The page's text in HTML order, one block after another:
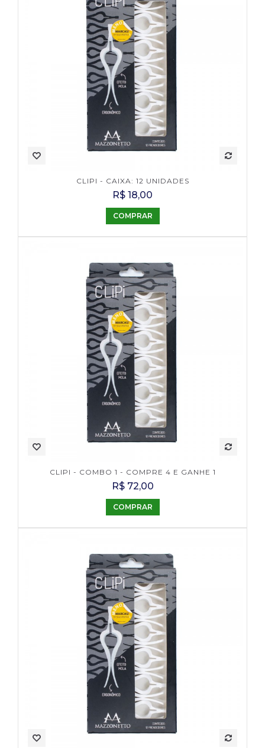
CLIPI - CAIXA: 12 UNIDADES
R$ 18,00
COMPRAR
CLIPI - COMBO 1 - COMPRE 4 E GANHE 1
R$ 72,00
COMPRAR